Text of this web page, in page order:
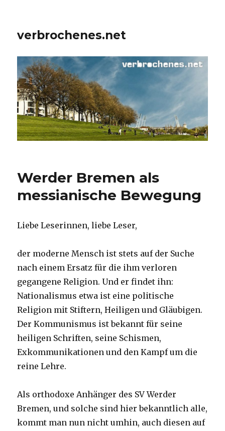
verbrochenes.net
Werder Bremen als
messianische Bewegung
Liebe Leserinnen, liebe Leser,
der moderne Mensch ist stets auf der Suche
nach einem Ersatz für die ihm verloren
gegangene Religion. Und er findet ihn:
Nationalismus etwa ist eine politische
Religion mit Stiftern, Heiligen und Gläubigen.
Der Kommunismus ist bekannt für seine
heiligen Schriften, seine Schismen,
Exkommunikationen und den Kampf um die
reine Lehre.
Als orthodoxe Anhänger des SV Werder
Bremen, und solche sind hier bekanntlich alle,
kommt man nun nicht umhin, auch diesen auf